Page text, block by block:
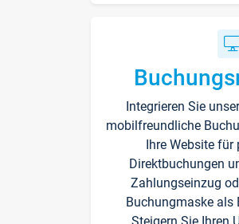
Integrieren Sie
mobilfreundliche
Ihre Website
Direktbuchungen
Zahlungseinzug
Buchungmaske als
Steigern Sie Ihren